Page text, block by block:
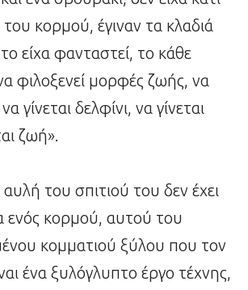
του κορμού, έγιναν τα κλαδιά
είχα φανταστεί, το κάθε
φιλοξενεί μορφές ζωής, να
γίνεται δελφίνι, να γίνεται
ζωή».
του σπιτιού του δεν έχει
ενός κορμού, αυτού του
κομματιού ξύλου που τον
ένα ξυλόγλυπτο έργο τέχνης,